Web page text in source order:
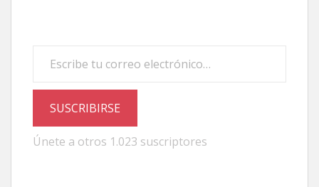
SUSCRIBIRSE
Únete a otros 1.023 suscriptores